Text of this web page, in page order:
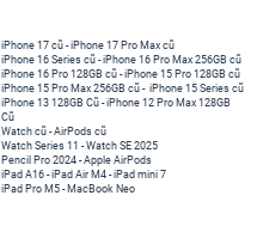
iPhone 17 cũ -iPhone 17 Pro Max cũ
iPhone 16 Series cũ - iPhone 16 Pro Max 256GB cũ
iPhone 16 Pro 128GB cũ -iPhone 15 Pro 128GB cũ
iPhone 15 Pro Max 256GB cũ - iPhone 15 Series cũ
iPhone 13 128GB Cũ -iPhone 12 Pro Max 128GB
Cũ
Watch cũ -AirPods cũ
Watch Series 11 -Watch SE 2025
Pencil Pro 2024 -Apple AirPods
iPad A16 -iPad Air M4 -iPad mini 7
iPad Pro M5 - MacBook Neo